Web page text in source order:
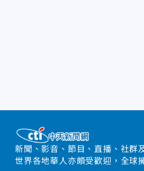
新聞、影音、節目、直播、社群
世界各地華人亦頗受歡迎，全球